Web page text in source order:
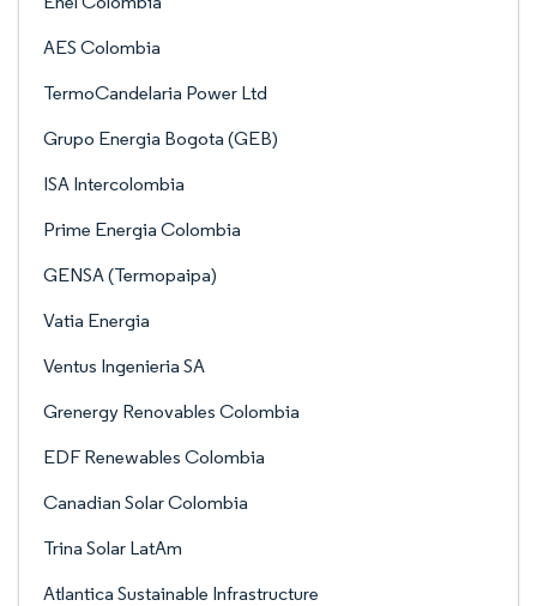
AES Colombia
TermoCandelaria Power Ltd
Grupo Energia Bogota (GEB)
ISA Intercolombia
Prime Energia Colombia
GENSA (Termopaipa)
Vatia Energia
Ventus Ingenieria SA
Grenergy Renovables Colombia
EDF Renewables Colombia
Canadian Solar Colombia
Trina Solar LatAm
Atlantica Sustainable Infrastructure